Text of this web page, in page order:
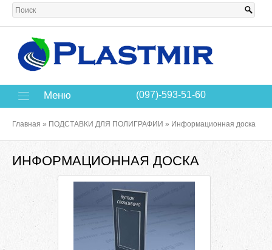
Меню (097)-593-51-60
Главная » ПОДСТАВКИ ДЛЯ ПОЛИГРАФИИ » Информационная доска
ИНФОРМАЦИОННАЯ ДОСКА